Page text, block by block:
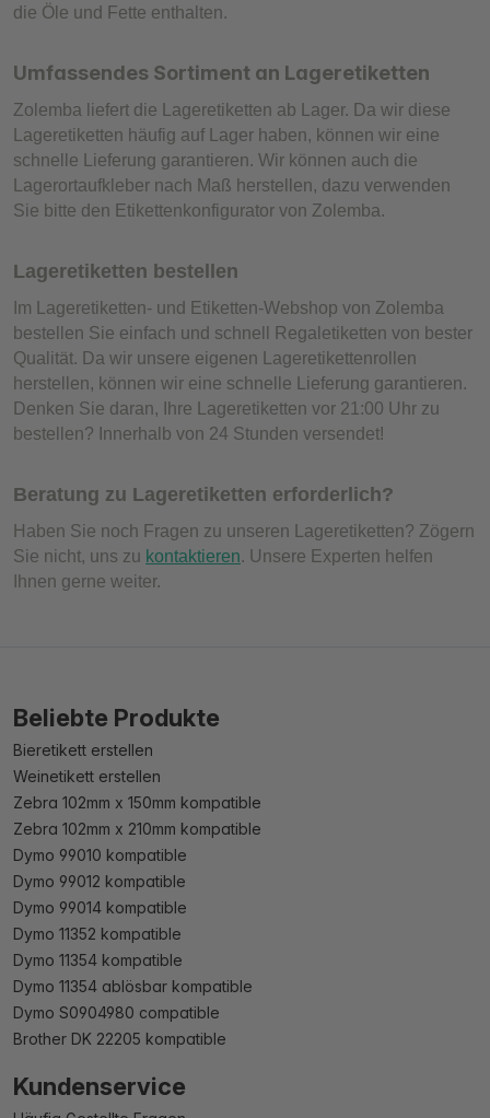
die Öle und Fette enthalten.
Umfassendes Sortiment an Lageretiketten
Zolemba liefert die Lageretiketten ab Lager. Da wir diese
Lageretiketten häufig auf Lager haben, können wir eine
schnelle Lieferung garantieren. Wir können auch die
Lagerortaufkleber nach Maß herstellen, dazu verwenden
Sie bitte den Etikettenkonfigurator von Zolemba.
Lageretiketten bestellen
Im Lageretiketten- und Etiketten-Webshop von Zolemba
bestellen Sie einfach und schnell Regaletiketten von bester
Qualität. Da wir unsere eigenen Lageretikettenrollen
herstellen, können wir eine schnelle Lieferung garantieren.
Denken Sie daran, Ihre Lageretiketten vor 21:00 Uhr zu
bestellen? Innerhalb von 24 Stunden versendet!
Beratung zu Lageretiketten erforderlich?
Haben Sie noch Fragen zu unseren Lageretiketten? Zögern
Sie nicht, uns zu kontaktieren. Unsere Experten helfen
Ihnen gerne weiter.
Beliebte Produkte
Bieretikett erstellen
Weinetikett erstellen
Zebra 102mm x 150mm kompatible
Zebra 102mm x 210mm kompatible
Dymo 99010 kompatible
Dymo 99012 kompatible
Dymo 99014 kompatible
Dymo 11352 kompatible
Dymo 11354 kompatible
Dymo 11354 ablösbar kompatible
Dymo S0904980 compatible
Brother DK 22205 kompatible
Kundenservice